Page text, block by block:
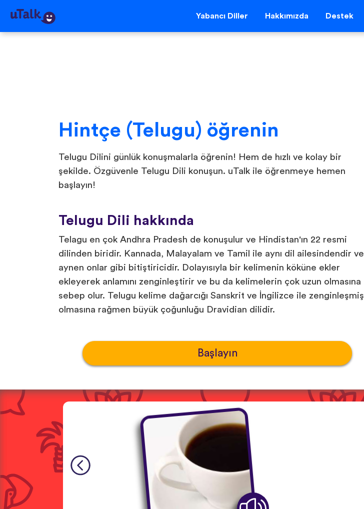
Yabancı Diller Hakkımızda Destek
Hintçe (Telugu) öğrenin
Telugu Dilini günlük konuşmalarla öğrenin! Hem de hızlı ve kolay bir
şekilde. Özgüvenle Telugu Dili konuşun. uTalk ile öğrenmeye hemen
başlayın!
Telugu Dili hakkında
Telagu en çok Andhra Pradesh de konuşulur ve Hindistan'ın 22 resmi
dilinden biridir. Kannada, Malayalam ve Tamil ile aynı dil ailesindendir ve
aynen onlar gibi bitiştiricidir. Dolayısıyla bir kelimenin köküne ekler
ekleyerek anlamını zenginleştirir ve bu da kelimelerin çok uzun olmasına
sebep olur. Telugu kelime dağarcığı Sanskrit ve İngilizce ile zenginleşmiş
olmasına rağmen büyük çoğunluğu Dravidian dilidir.
Başlayın